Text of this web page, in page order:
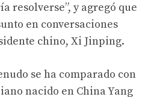
resolverse”, y agregó que
en conversaciones
chino, Xi Jinping.
se ha comparado con
nacido en China Yang